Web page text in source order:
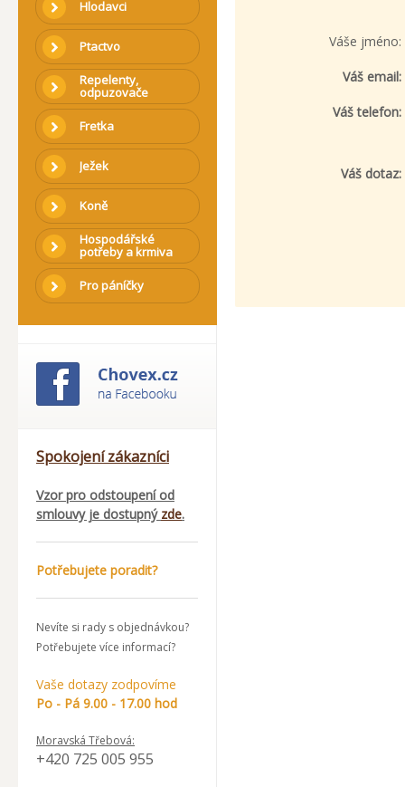
Hlodavci
Ptactvo
Repelenty,
odpuzovače
Fretka
Ježek
Koně
Hospodářské
potřeby a krmiva
Pro páníčky
Spokojení zákazníci
Vzor pro odstoupení od
smlouvy je dostupný zde.
Potřebujete poradit?
Nevíte si rady s objednávkou?
Potřebujete více informací?
Vaše dotazy zodpovíme
Po - Pá 9.00 - 17.00 hod
Moravská Třebová:
+420 725 005 955
Váše jméno:
Váš email:
Váš telefon:
Váš dotaz: